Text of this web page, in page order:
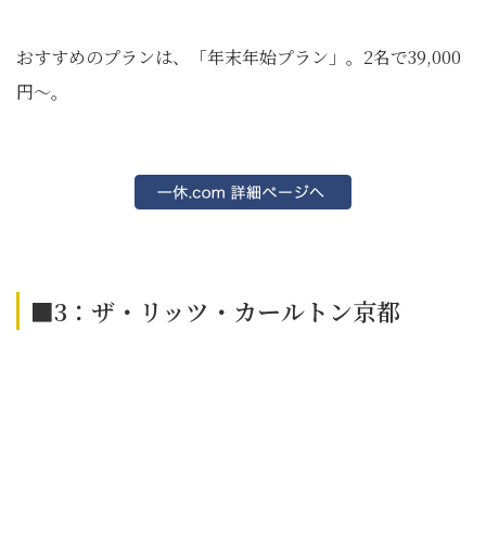
おすすめのプランは、「年末年始プラン」。2名で39,000
円～。
■3：ザ・リッツ・カールトン京都